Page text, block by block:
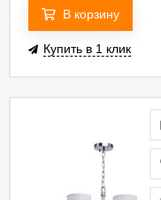
В корзину
Купить в 1 клик